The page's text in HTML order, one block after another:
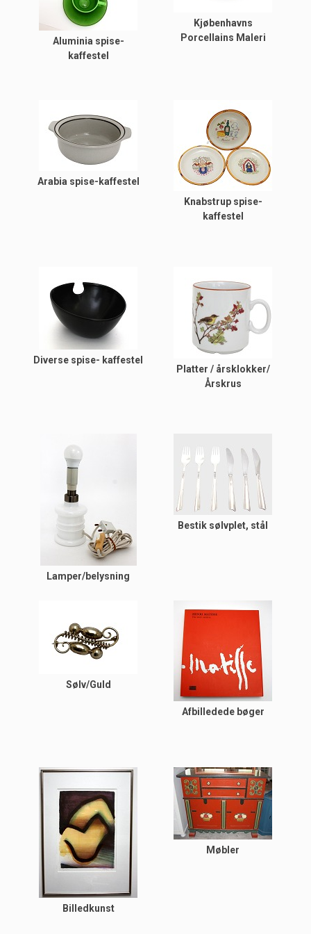
Aluminia spise-
kaffestel
Kjøbenhavns
Porcellains Maleri
Arabia spise-kaffestel
Knabstrup spise-
kaffestel
Diverse spise- kaffestel
Platter / årsklokker/
Årskrus
Lamper/belysning
Bestik sølvplet, stål
Sølv/Guld
Afbilledede bøger
Billedkunst
Møbler